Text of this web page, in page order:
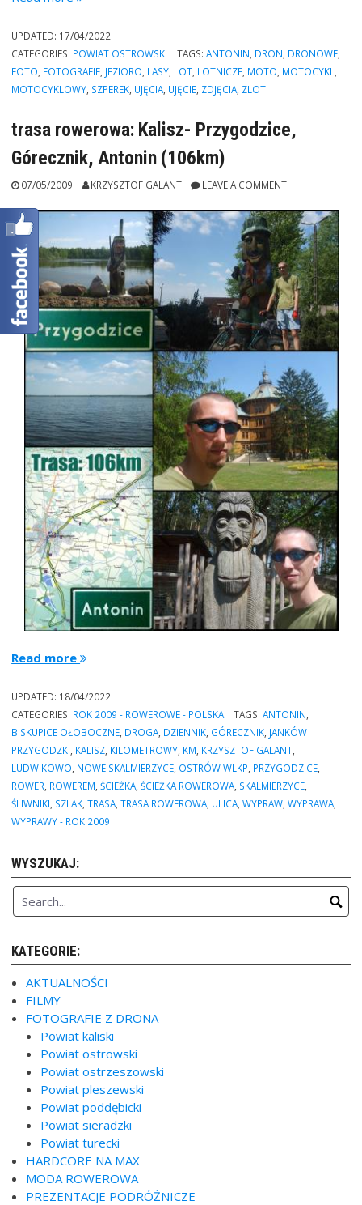
w
Antoninie”
UPDATED: 17/04/2022
CATEGORIES: POWIAT OSTROWSKI TAGS: ANTONIN DRON DRONOWE,
FOTO FOTOGRAFIE JEZIORO LASY LOT LOTNICZE MOTO MOTOCYKL
MOTOCYKLOWY SZPEREK UJĘCIA UJĘCIE ZDJĘCIA ZLOT
trasa rowerowa: Kalisz- Przygodzice,
Górecznik, Antonin (106km)
07/05/2009 KRZYSZTOF GALANT LEAVE A COMMENT
Read more“trasa
Kalisz-
Przygodzice,
Górecznik,
Antonin
(106km)”
UPDATED: 18/04/2022
CATEGORIES: ROK 2009 - ROWEROWE - POLSKA TAGS: ANTONIN
BISKUPICE OŁOBOCZNE DROGA DZIENNIK GÓRECZNIK JANKÓW
PRZYGODZKI KALISZ KILOMETROWY KM KRZYSZTOF GALANT
LUDWIKOWO NOWE SKALMIERZYCE OSTRÓW WLKP PRZYGODZICE
ROWER ROWEREM ,ŚCIEŻKA ,ŚCIEŻKA ROWEROWA SKALMIERZYCE
ŚLIWNIKI SZLAK ,TRASA ,TRASA ROWEROWA ULICA ,WYPRAW ,WYPRAWA
WYPRAWY - ROK 2009
WYSZUKAJ:
KATEGORIE:
AKTUALNOŚCI
FILMY
FOTOGRAFIE Z DRONA
Powiat kaliski
Powiat ostrowski
Powiat ostrzeszowski
Powiat pleszewski
Powiat poddębicki
Powiat sieradzki
Powiat turecki
HARDCORE NA MAX
MODA ROWEROWA
PREZENTACJE PODRÓŻNICZE